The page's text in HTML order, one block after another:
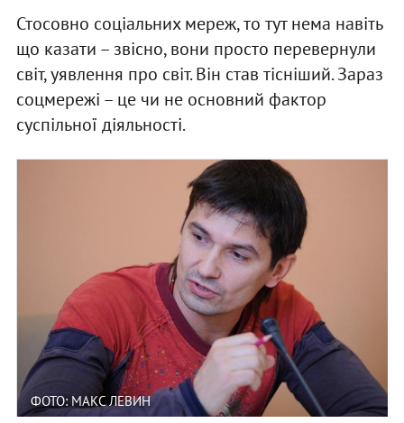
Стосовно соціальних мереж, то тут нема навіть
що казати – звісно, вони просто перевернули
світ, уявлення про світ. Він став тісніший. Зараз
соцмережі – це чи не основний фактор
суспільної діяльності.
ФОТО: МАКС ЛЕВИН